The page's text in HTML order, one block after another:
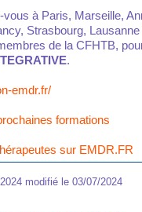
à Paris, Marseille,
Strasbourg,
de la CFHTB,
.
emdr.fr/
formations
sur EMDR.FR
modifié le 03/07/2024